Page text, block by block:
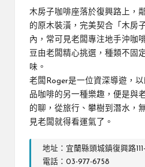
木房子咖啡座落於復興路上，
的原木裝潢，完美契合「木房
內，常可見老闆專注地手沖咖
豆由老闆精心挑選，種類不固
味。
老闆Roger是一位資深導遊，
品咖啡的另一種樂趣，便是與
的聊，從旅行、攀樹到潛水，
見老闆就得看運氣了。
地址：宜蘭縣頭城鎮復興路
電話：03-977-6758